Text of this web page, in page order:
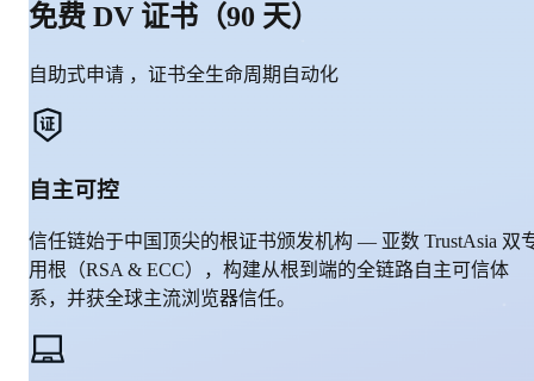
免费 DV 证书（90 天）
自助式申请 ，证书全生命周期自动化
自主可控
信任链始于中国顶尖的根证书颁发机构 — 亚数 TrustAsia 双
用根（RSA & ECC），构建从根到端的全链路自主可信体
系，并获全球主流浏览器信任。